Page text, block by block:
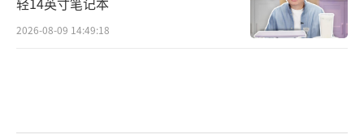
他常念叨：“添层土，就是添床被，不能
2026-08-09 14:49:18